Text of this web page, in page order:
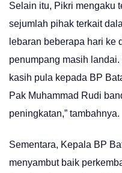
Selain itu, Pikri mengaku
sejumlah pihak terkait
lebaran beberapa hari ke
penumpang masih
kasih pula kepada BP
Pak Muhammad Rudi
peningkatan,” tambahnya.
Sementara, Kepala BP
menyambut baik